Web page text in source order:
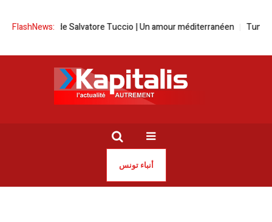
FlashNews:
Ovest’’ de Salvatore Tuccio | Un amour méditerranéen Tunisie-
أنباء تونس